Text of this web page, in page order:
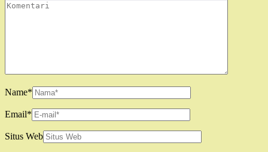
Name*
Email*
Situs Web